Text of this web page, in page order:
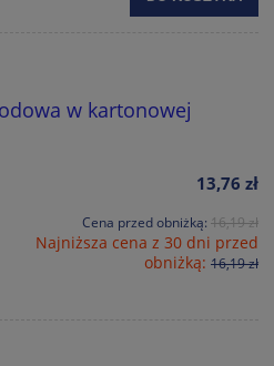
w kartonowej
13,76 zł
Cena przed obniżką: 16,19 zł
Najniższa cena z 30 dni przed
obniżką: 16,19 zł